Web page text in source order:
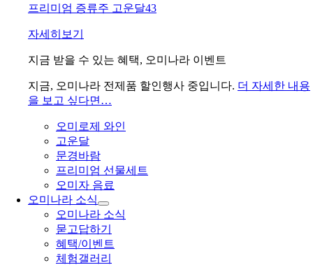
프리미엄 증류주 고운달43
자세히보기
지금 받을 수 있는 혜택, 오미나라 이벤트
지금, 오미나라 전제품 할인행사 중입니다. 더 자세한 내용
을 보고 싶다면…
오미로제 와인
고운달
문경바람
프리미엄 선물세트
오미자 음료
오미나라 소식
오미나라 소식
묻고답하기
혜택/이벤트
체험갤러리